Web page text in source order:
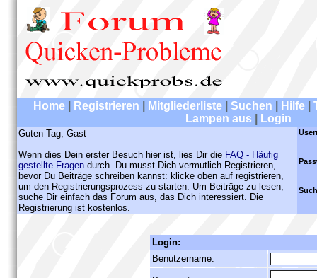
Home Registrieren Mitgliederliste Suchen Hilfe
Lampen aus
Login
Guten Tag, Gast
Wenn dies Dein erster Besuch hier ist, lies Dir die FAQ - Häufig
gestellte Fragen durch. Du musst Dich vermutlich Registrieren,
bevor Du Beiträge schreiben kannst: klicke oben auf registrieren,
um den Registrierungsprozess zu starten. Um Beiträge zu lesen,
suche Dir einfach das Forum aus, das Dich interessiert. Die
Registrierung ist kostenlos.
Login:
Benutzername: